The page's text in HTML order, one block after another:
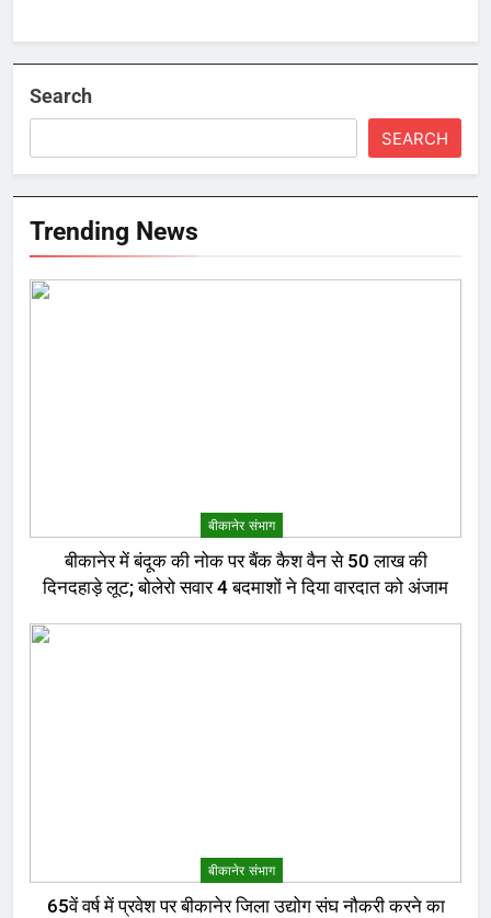
Search
SEARCH
Trending News
बीकानेर संभाग
बीकानेर में बंदूक की नोक पर बैंक कैश वैन से 50 लाख की
दिनदहाड़े लूट; बोलेरो सवार 4 बदमाशों ने दिया वारदात को अंजाम
बीकानेर संभाग
65वें वर्ष में प्रवेश पर बीकानेर जिला उद्योग संघ नौकरी करने का